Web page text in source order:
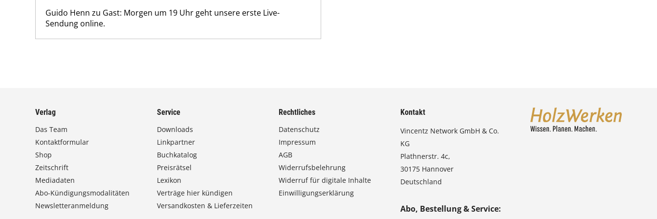
Guido Henn zu Gast: Morgen um 19 Uhr geht unsere erste Live-
Sendung online.
Verlag
Das Team
Kontaktformular
Shop
Zeitschrift
Mediadaten
Abo-Kündigungsmodalitäten
Newsletteranmeldung
Service
Downloads
Linkpartner
Buchkatalog
Preisrätsel
Lexikon
Verträge hier kündigen
Versandkosten & Lieferzeiten
Rechtliches
Datenschutz
Impressum
AGB
Widerrufsbelehrung
Widerruf für digitale Inhalte
Einwilligungserklärung
Kontakt
Vincentz Network GmbH & Co.
KG
Plathnerstr. 4c,
30175 Hannover
Deutschland
Abo, Bestellung & Service: